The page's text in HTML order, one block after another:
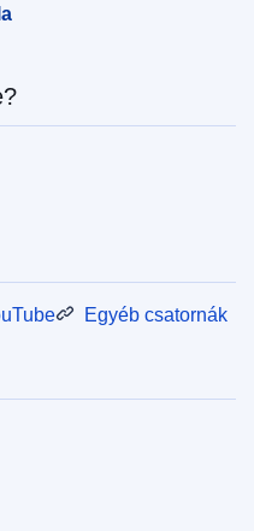
Egyéb csatornák